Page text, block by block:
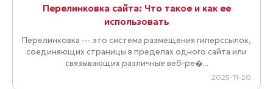
Перелинковка сайта: Что такое и как ее
использовать
Перелинковка --- это система размещения гиперссылок,
соединяющих страницы в пределах одного сайта или
связывающих различные веб-ре�...
2025-11-20